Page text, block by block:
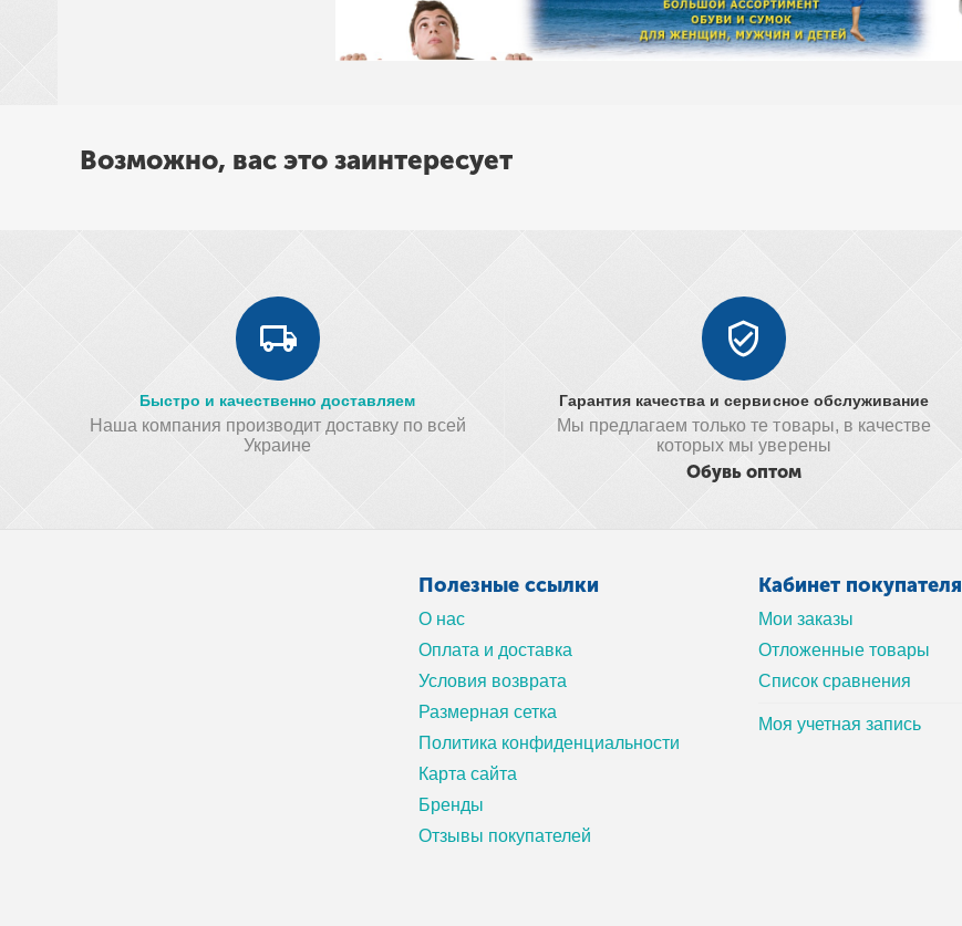
Возможно, вас это заинтересует
Быстро и качественно доставляем
Наша компания производит доставку по всей
Украине
Гарантия качества и сервисное обслуживание
Мы предлагаем только те товары, в качестве
которых мы уверены
Обувь оптом
Полезные ссылки
О нас
Оплата и доставка
Условия возврата
Размерная сетка
Политика конфиденциальности
Карта сайта
Бренды
Отзывы покупателей
Кабинет покупателя
Мои заказы
Отложенные товары
Список сравнения
Моя учетная запись